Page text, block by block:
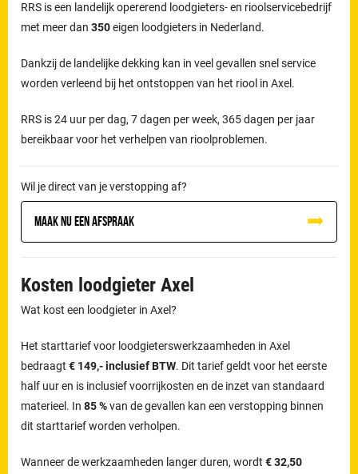
RRS is een landelijk opererend loodgieters- en rioolservicebedrijf
met meer dan350eigen loodgieters in Nederland.
Dankzij de landelijke dekking kan in veel gevallen snel service
worden verleend bij het ontstoppen van het riool in Axel.
RRS is 24 uur per dag, 7 dagen per week, 365 dagen per jaar
bereikbaar voor het verhelpen van rioolproblemen.
Wil je direct van je verstopping af?
Maak nu een afspraak
Kosten loodgieter Axel
Wat kost een loodgieter in Axel?
Het starttarief voor loodgieterswerkzaamheden in Axel
bedraagt€ 149,- inclusief BTW. Dit tarief geldt voor het eerste
half uur en is inclusief voorrijkosten en de inzet van standaard
materieel. In85 %van de gevallen kan een verstopping binnen
dit starttarief worden verholpen.
Wanneer de werkzaamheden langer duren, wordt€ 32,50